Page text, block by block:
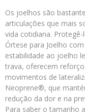
Os joelhos são
articulações que mais
vida cotidiana.
Órtese para Joelho
estabilidade ao joelho
trava, oferecem
movimentos de
Neoprene®, que
redução da dor e na
Para saber o tamanho